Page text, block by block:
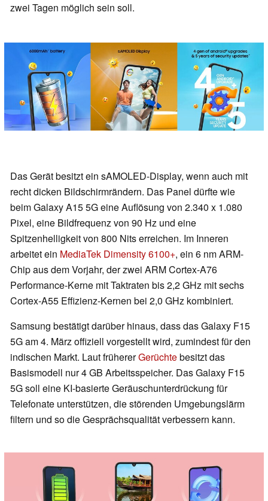
zwei Tagen möglich sein soll.
Das Gerät besitzt ein sAMOLED-Display, wenn auch mit
recht dicken Bildschirmrändern. Das Panel dürfte wie
beim Galaxy A15 5G eine Auflösung von 2.340 x 1.080
Pixel, eine Bildfrequenz von 90 Hz und eine
Spitzenhelligkeit von 800 Nits erreichen. Im Inneren
arbeitet ein MediaTek Dimensity 6100+, ein 6 nm ARM-
Chip aus dem Vorjahr, der zwei ARM Cortex-A76
Performance-Kerne mit Taktraten bis 2,2 GHz mit sechs
Cortex-A55 Effizienz-Kernen bei 2,0 GHz kombiniert.
Samsung bestätigt darüber hinaus, dass das Galaxy F15
5G am 4. März offiziell vorgestellt wird, zumindest für den
indischen Markt. Laut frühererGerüchtebesitzt das
Basismodell nur 4 GB Arbeitsspeicher. Das Galaxy F15
5G soll eine KI-basierte Geräuschunterdrückung für
Telefonate unterstützen, die störenden Umgebungslärm
filtern und so die Gesprächsqualität verbessern kann.